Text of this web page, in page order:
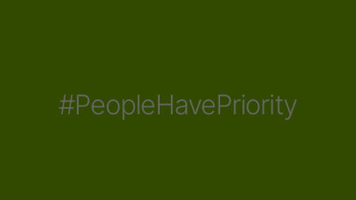
#PeopleHavePriority